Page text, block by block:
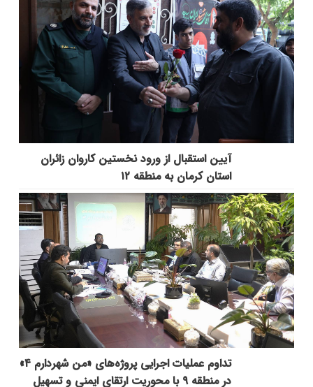
آیین استقبال از ورود نخستین کاروان زائران
استان کرمان به منطقه ۱۲
تداوم عملیات اجرایی پروژه‌های «من شهردارم ۴»
در منطقه ۹ با محوریت ارتقای ایمنی و تسهیل